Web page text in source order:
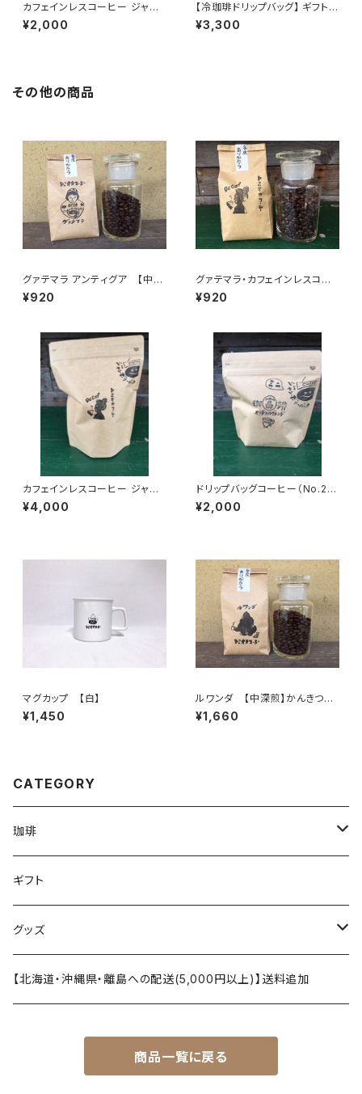
カフェインレスコーヒー ジャン
¥2,000
【冷珈琲ドリップバッグ】 ギフトセ
ット 3個入り×4袋
¥3,300
その他の商品
グァテマラ アンティグア 【中深
煎】明るいコク 100g/袋
¥920
グァテマラ・カフェインレスコー
ヒー100ｇ/袋
¥920
カフェインレスコーヒー ジャン
ボリーパック(23個入)
¥4,000
ドリップバッグコーヒー（No.2
中深煎） ジャンボリーパック ミ
ニ (11個入)
¥2,000
マグカップ 【白】
¥1,450
ルワンダ 【中深煎】かんきつ類
のかほり 200g/袋
¥1,660
CATEGORY
珈琲
珈琲豆
オリヂナルブレンド
ストレート
ドリップパック
カフェインレス（デカフェ）
ギフト
グッズ
マグカップ
【北海道・沖縄県・離島への配送(5,000円以上)】送料追加
商品一覧に戻る